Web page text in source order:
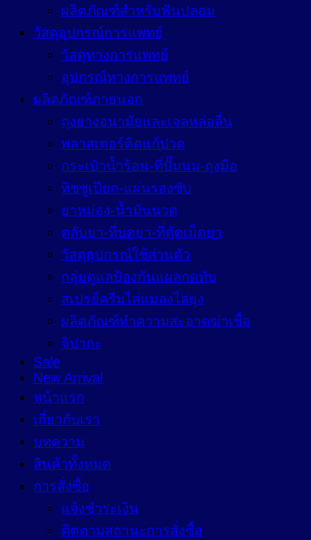
ผลิตภัณฑ์สำหรับฟันปลอม
วัสดุอุปกรณ์การแพทย์
วัสดุทางการแพทย์
อุปกรณ์ทางการแพทย์
ผลิตภัณฑ์ภายนอก
ถุงยางอนามัยและเจลหล่อลื่น
พลาสเตอร์ติดแก้ปวด
กระเป๋าน้ำร้อน-ที่ปั๊มนม-ถุงมือ
ทิชชูเปียก-แผ่นรองซับ
ยาหม่อง-น้ำมันนวด
ตลับยา-ที่บดยา-ที่ตัดเม็ดยา
วัสดุอุปกรณ์ใช้ส่วนตัว
กลุ่มดูแลป้องกันแผลกดทับ
สเปรย์ครีมไล่แมลงไล่ยุง
ผลิตภัณฑ์ทำความสะอาดฆ่าเชื้อ
จิปาถะ
Sale
New Arrival
หน้าแรก
เกี่ยวกับเรา
บทความ
สินค้าทั้งหมด
การสั่งซื้อ
แจ้งชำระเงิน
ติดตามสถานะการสั่งซื้อ